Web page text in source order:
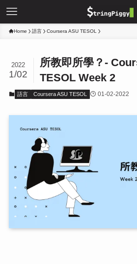
Home 語言 Coursera ASU TESOL
所教即所學？-
TESOL Week 2
2022
1/02
語言 Coursera ASU TESOL 01-02-2022